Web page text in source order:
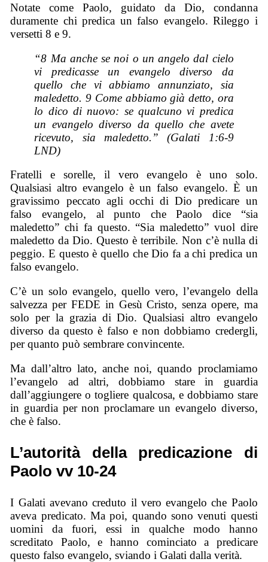
Notate come Paolo, guidato da Dio, condanna
duramente chi predica un falso evangelo. Rileggo i
versetti 8 e 9.
“8 Ma anche se noi o un angelo dal cielo
vi predicasse un evangelo diverso da
quello che vi abbiamo annunziato, sia
maledetto. 9 Come abbiamo già detto, ora
lo dico di nuovo: se qualcuno vi predica
un evangelo diverso da quello che avete
ricevuto, sia maledetto.” (Galati 1:6-9
LND)
Fratelli e sorelle, il vero evangelo è uno solo.
Qualsiasi altro evangelo è un falso evangelo. È un
gravissimo peccato agli occhi di Dio predicare un
falso evangelo, al punto che Paolo dice “sia
maledetto” chi fa questo. “Sia maledetto” vuol dire
maledetto da Dio. Questo è terribile. Non c’è nulla di
peggio. E questo è quello che Dio fa a chi predica un
falso evangelo.
C’è un solo evangelo, quello vero, l’evangelo della
salvezza per FEDE in Gesù Cristo, senza opere, ma
solo per la grazia di Dio. Qualsiasi altro evangelo
diverso da questo è falso e non dobbiamo credergli,
per quanto può sembrare convincente.
Ma dall’altro lato, anche noi, quando proclamiamo
l’evangelo ad altri, dobbiamo stare in guardia
dall’aggiungere o togliere qualcosa, e dobbiamo stare
in guardia per non proclamare un evangelo diverso,
che è falso.
L’autorità della predicazione di
Paolo vv 10-24
I Galati avevano creduto il vero evangelo che Paolo
aveva predicato. Ma poi, quando sono venuti questi
uomini da fuori, essi in qualche modo hanno
screditato Paolo, e hanno cominciato a predicare
questo falso evangelo, sviando i Galati dalla verità.